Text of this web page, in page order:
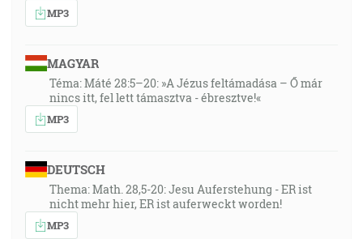
MP3
MAGYAR
Téma: Máté 28:5–20: »A Jézus feltámadása – Ő már
nincs itt, fel lett támasztva - ébresztve!«
MP3
DEUTSCH
Thema: Math. 28,5-20: Jesu Auferstehung - ER ist
nicht mehr hier, ER ist auferweckt worden!
MP3